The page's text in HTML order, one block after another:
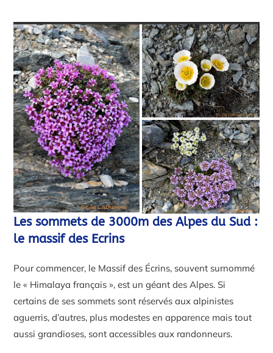
Les sommets de 3000m des Alpes du Sud :
le massif des Ecrins
Pour commencer, le Massif des Écrins, souvent surnommé
le « Himalaya français », est un géant des Alpes. Si
certains de ses sommets sont réservés aux alpinistes
aguerris, d’autres, plus modestes en apparence mais tout
aussi grandioses, sont accessibles aux randonneurs.